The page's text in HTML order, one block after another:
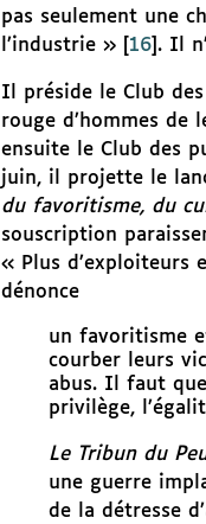
pas seulement une
l’industrie »[ 16] . Il
Il préside le Club
rouge d’hommes de
ensuite le Club des
juin, il projette le
du favoritisme, du
souscription
« Plus d’exploiteurs
dénonce
un favoritisme
courber leurs
abus. Il faut
privilège,
Le Tribun du
une guerre
de la détresse